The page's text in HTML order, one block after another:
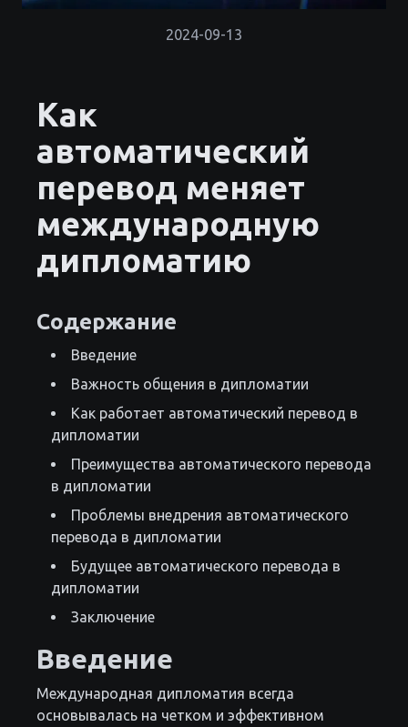
2024-09-13
Как
автоматический
перевод меняет
международную
дипломатию
Содержание
Введение
Важность общения в дипломатии
Как работает автоматический перевод в
дипломатии
Преимущества автоматического перевода
в дипломатии
Проблемы внедрения автоматического
перевода в дипломатии
Будущее автоматического перевода в
дипломатии
Заключение
Введение
Международная дипломатия всегда
основывалась на четком и эффективном